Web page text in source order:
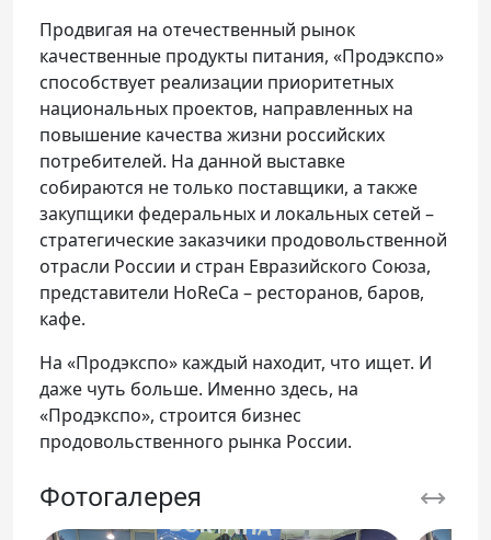
Продвигая на отечественный рынок
качественные продукты питания, «Продэкспо»
способствует реализации приоритетных
национальных проектов, направленных на
повышение качества жизни российских
потребителей. На данной выставке
собираются не только поставщики, а также
закупщики федеральных и локальных сетей –
стратегические заказчики продовольственной
отрасли России и стран Евразийского Союза,
представители HoReCa – ресторанов, баров,
кафе.
На «Продэкспо» каждый находит, что ищет. И
даже чуть больше. Именно здесь, на
«Продэкспо», строится бизнес
продовольственного рынка России.
Фотогалерея